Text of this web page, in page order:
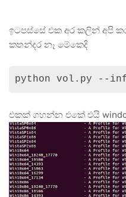
ඉටපස්සේ එක අර කලින් අපි
කතන්දර නෑ මේකෙදි
python vol.py --
එකක් ගහන්න එකේ එයි